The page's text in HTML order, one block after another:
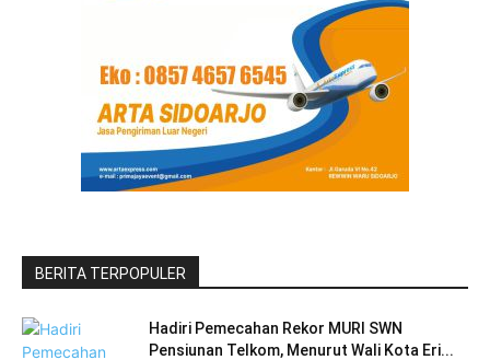
BERITA TERPOPULER
Hadiri Pemecahan Rekor MURI SWN
Pensiunan Telkom, Menurut Wali Kota Eri...